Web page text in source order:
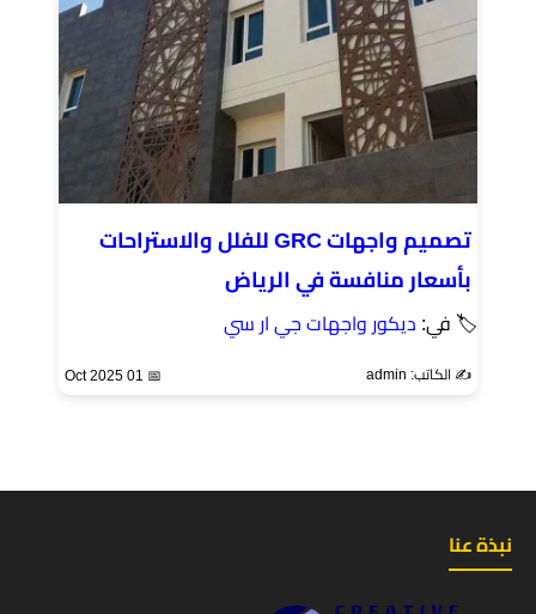
تصميم واجهات GRC للفلل والاستراحات
بأسعار منافسة في الرياض
🏷 في: ديكور واجهات جي ار سي
✍️ الكاتب: admin 📅 01 Oct 2025
نبذة عنا